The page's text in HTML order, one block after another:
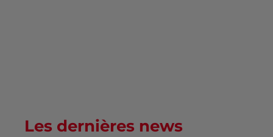
Les dernières news